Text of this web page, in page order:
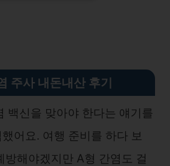
주사 내돈내산 후기
백신을 맞아야 한다는 얘기를
어요. 여행 준비를 하다 보
방해야겠지만 A형 간염도 걸